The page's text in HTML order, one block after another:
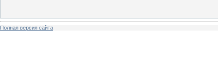
Полная версия сайта